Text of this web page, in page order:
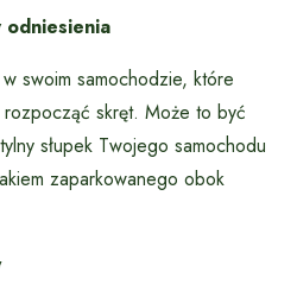
swoim samochodzie, które
skręt. Może to być
słupek Twojego samochodu
zaparkowanego obok